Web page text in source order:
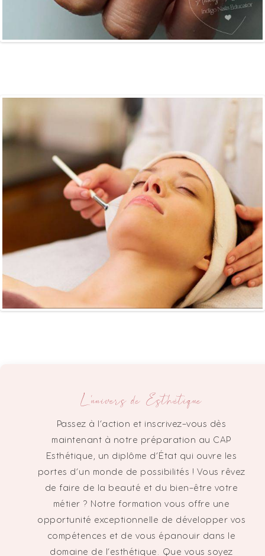
L'univers de Esthétique
Passez à l’action et inscrivez-vous dès
maintenant à notre préparation au CAP
Esthétique, un diplôme d’État qui ouvre les
portes d’un monde de possibilités ! Vous rêvez
de faire de la beauté et du bien-être votre
métier ? Notre formation vous offre une
opportunité exceptionnelle de développer vos
compétences et de vous épanouir dans le
domaine de l’esthétique. Que vous soyez